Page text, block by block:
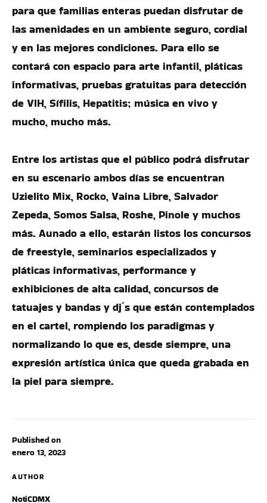
Published on
enero 13, 2023
AUTHOR
NotiCDMX
para que familias enteras puedan disfrutar de
las amenidades en un ambiente seguro, cordial
y en las mejores condiciones. Para ello se
contará con espacio para arte infantil, pláticas
informativas, pruebas gratuitas para detección
de VIH, Sífilis, Hepatitis; música en vivo y
mucho, mucho más.
Entre los artistas que el público podrá disfrutar
en su escenario ambos días se encuentran
Uzielito Mix, Rocko, Vaina Libre, Salvador
Zepeda, Somos Salsa, Roshe, Pinole y muchos
más. Aunado a ello, estarán listos los concursos
de freestyle, seminarios especializados y
pláticas informativas, performance y
exhibiciones de alta calidad, concursos de
tatuajes y bandas y dj´s que están contemplados
en el cartel, rompiendo los paradigmas y
normalizando lo que es, desde siempre, una
expresión artística única que queda grabada en
la piel para siempre.